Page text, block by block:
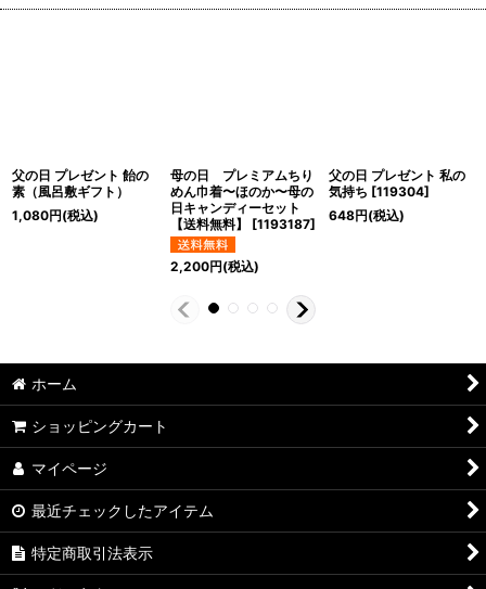
父の日 プレゼント 飴の
素（風呂敷ギフト）
1,080円(税込)
母の日 プレミアムちり
めん巾着〜ほのか〜母の
日キャンディーセット
【送料無料】
[1193187]
2,200円(税込)
父の日 プレゼント 私の
気持ち [119304]
648円(税込)
ホーム
ショッピングカート
マイページ
最近チェックしたアイテム
特定商取引法表示